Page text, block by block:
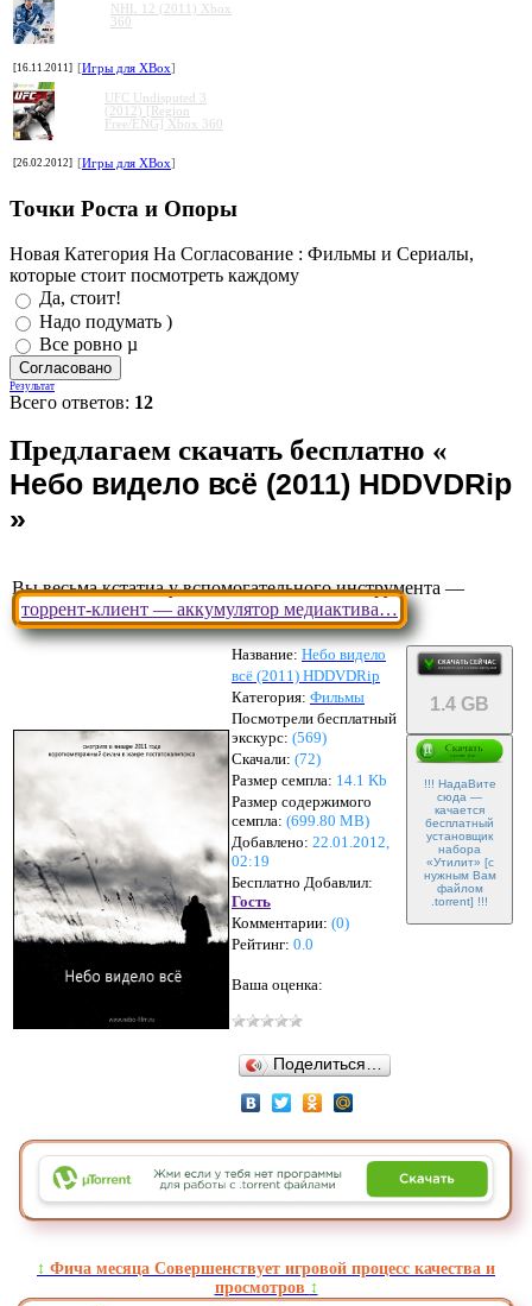
NHL 12 (2011) Xbox
360
[16.11.2011] [Игры для XBox]
UFC Undisputed 3
(2012) [Region
Free/ENG] Xbox 360
[26.02.2012] [Игры для XBox]
Точки Роста и Опоры
Новая Категория На Согласование : Фильмы и Сериалы,
которые стоит посмотреть каждому
Да, стоит!
Надо подумать )
Все ровно µ
Результат
Всего ответов: 12
Вы весьма кстатиа у вспомогательного инструмента —
торрент-клиент — аккумулятор медиактива…
Название: Небо видело
всё (2011) HDDVDRip
1.4 GB
!!! НадаВите
сюда —
качается
бесплатный
установщик
набора
«Утилит» [с
нужным Вам
файлом
.torrent] !!!
Категория: Фильмы
Посмотрели бесплатный
экскурс: (569)
Скачали: (72)
Размер семпла: 14.1 Kb
Размер содержимого
семпла: (699.80 MB)
Добавлено: 22.01.2012,
02:19
Бесплатно Добавлил:
Гость
Комментарии: (0)
Рейтинг: 0.0
Ваша оценка:
Поделиться…
↕️ Фича месяца Совершенствует игровой процесс качества и
просмотров ↕️